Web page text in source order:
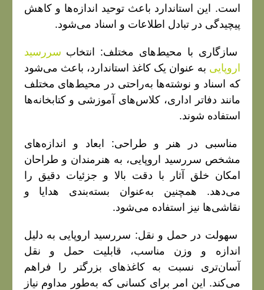
است. این استاندارد باعث توحید اندازه‌ها و کاهش
پیچیدگی در تبادل اطلاعات و اسناد می‌شود.
سازگاری با محیط‌های مختلف: انتخاب سررسید
اروپایی به عنوان یک کاغذ استاندارد، باعث می‌شود
که اسناد و نوشته‌ها به‌راحتی در محیط‌های مختلف
مانند دفاتر اداری، کلاس‌های آموزشی و کتابخانه‌ها
استفاده شوند.
مناسبی در هنر و طراحی: ابعاد و اندازه‌های
مشخص سررسید اروپایی، به هنرمندان و طراحان
امکان خلق آثار با دقت بالا و جزئیات دقیق را
می‌دهد. همچنین به‌عنوان بسته‌بندی هدایا و
نقاشی‌ها نیز استفاده می‌شود.
سهولت در حمل و نقل: سررسید اروپایی به دلیل
اندازه و وزن مناسب، قابلیت حمل و نقل
آسان‌تری نسبت به کاغذهای بزرگتر را فراهم
می‌کند. این امر برای کسانی که به‌طور مداوم نیاز